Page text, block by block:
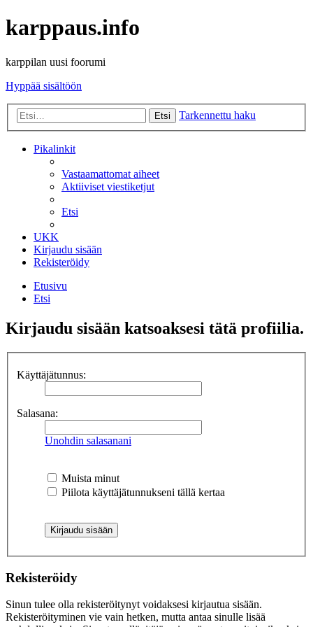
karppaus.info
karppilan uusi foorumi
Hyppää sisältöön
Etsi Tarkennettu haku
Pikalinkit
Vastaamattomat aiheet
Aktiiviset viestiketjut
Etsi
UKK
Kirjaudu sisään
Rekisteröidy
Etusivu
Etsi
Kirjaudu sisään katsoaksesi tätä profiilia.
Käyttäjätunnus:
Salasana:
Unohdin salasanani
Muista minut
Piilota käyttäjätunnukseni tällä kertaa
Rekisteröidy
Sinun tulee olla rekisteröitynyt voidaksesi kirjautua sisään.
Rekisteröityminen vie vain hetken, mutta antaa sinulle lisää